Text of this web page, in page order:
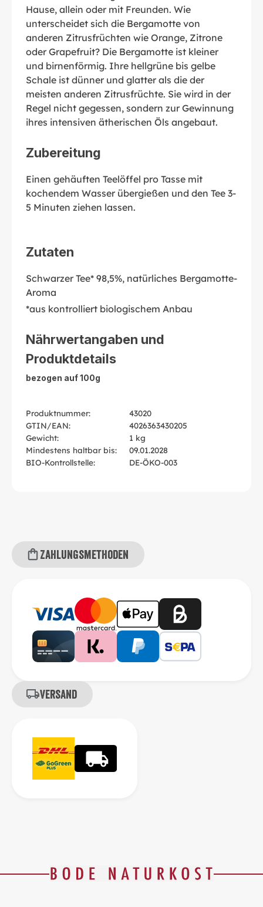
Hause, allein oder mit Freunden. Wie
unterscheidet sich die Bergamotte von
anderen Zitrusfrüchten wie Orange, Zitrone
oder Grapefruit? Die Bergamotte ist kleiner
und birnenförmig. Ihre hellgrüne bis gelbe
Schale ist dünner und glatter als die der
meisten anderen Zitrusfrüchte. Sie wird in der
Regel nicht gegessen, sondern zur Gewinnung
ihres intensiven ätherischen Öls angebaut.
Zubereitung
Einen gehäuften Teelöffel pro Tasse mit
kochendem Wasser übergießen und den Tee 3-
5 Minuten ziehen lassen.
Zutaten
Schwarzer Tee* 98,5%, natürliches Bergamotte-
Aroma
*aus kontrolliert biologischem Anbau
Nährwertangaben und
Produktdetails
bezogen auf 100g
Produktnummer:
43020
GTIN/EAN:
4026363430205
Gewicht:
1 kg
Mindestens haltbar bis:
09.01.2028
BIO-Kontrollstelle:
DE-ÖKO-003
Zahlungsmethoden
Versand